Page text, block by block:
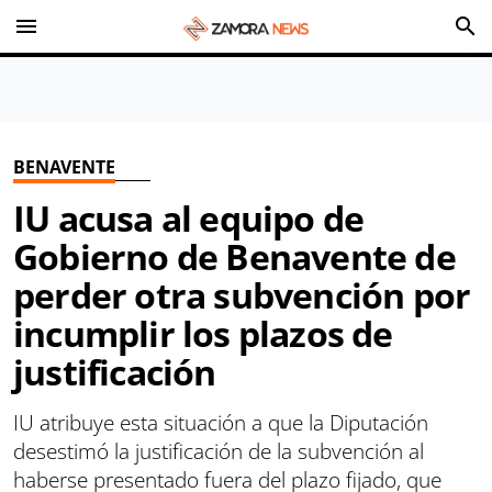
menu search
BENAVENTE
IU acusa al equipo de
Gobierno de Benavente de
perder otra subvención por
incumplir los plazos de
justificación
IU atribuye esta situación a que la Diputación
desestimó la justificación de la subvención al
haberse presentado fuera del plazo fijado, que